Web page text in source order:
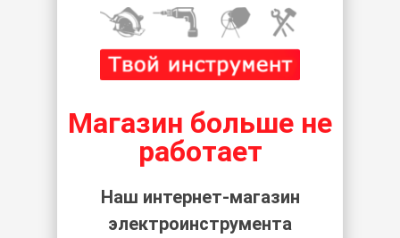
Магазин больше не
работает
Наш интернет-магазин
электроинструмента